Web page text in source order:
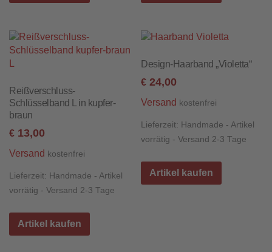
Reißverschluss-
Schlüsselband L in kupfer-
braun
€ 13,00
Versand kostenfrei
Lieferzeit: Handmade - Artikel
vorrätig - Versand 2-3 Tage
Artikel kaufen
Design-Haarband „Violetta“
€ 24,00
Versand kostenfrei
Lieferzeit: Handmade - Artikel
vorrätig - Versand 2-3 Tage
Artikel kaufen